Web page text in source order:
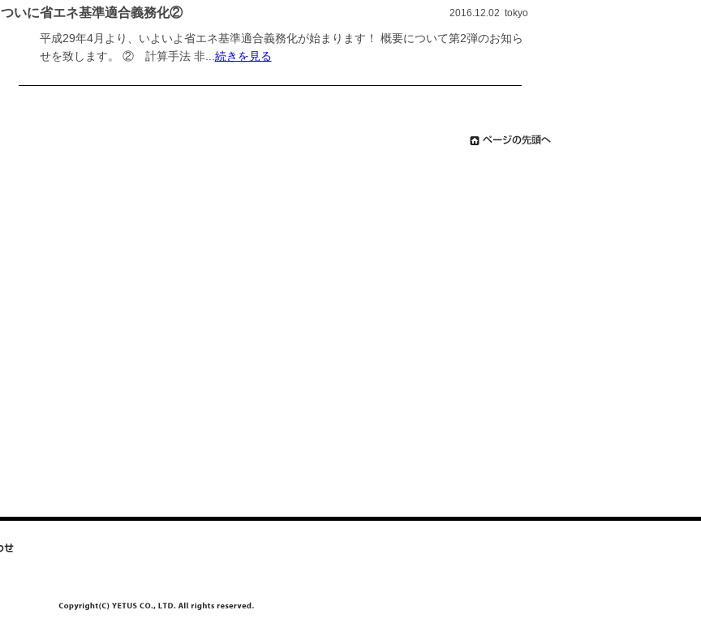
ついに省エネ基準適合義務化② 2016.12.02 tokyo
平成29年4月より、いよいよ省エネ基準適合義務化が始まります！ 概要について第2弾のお知ら
せを致します。 ② 計算手法 非... 続きを見る